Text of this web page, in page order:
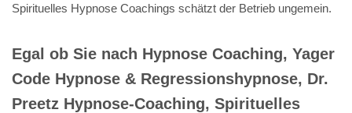
Spirituelles Hypnose Coachings schätzt der Betrieb ungemein.
Egal ob Sie nach Hypnose Coaching, Yager
Code Hypnose & Regressionshypnose, Dr.
Preetz Hypnose-Coaching, Spirituelles